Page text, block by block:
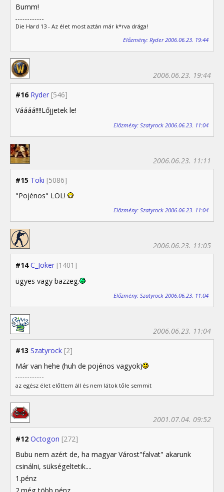
Bumm!
Die Hard 13 - Az élet most aztán már k*rva drága!
Előzmény: Ryder 2006.06.23. 19:44
#16 Ryder [546]
2006.06.23. 19:44
Váááá!!!!Lőjjetek le!
Előzmény: Szatyrock 2006.06.23. 11:04
#15 Toki [5086]
2006.06.23. 11:11
"Pojénos" LOL!
Előzmény: Szatyrock 2006.06.23. 11:04
#14 C_Joker [1401]
2006.06.23. 11:05
ügyes vagy bazzeg.
Előzmény: Szatyrock 2006.06.23. 11:04
#13 Szatyrock [2]
2006.06.23. 11:04
Már van hehe (huh de pojénos vagyok)
az egész élet előttem áll és nem látok tőle semmit
#12 Octogon [272]
2001.07.04. 09:52
Bubu nem azért de, ha magyar Várost"falvat" akarunk
csinálni, sükségeltetik....
1.pénz